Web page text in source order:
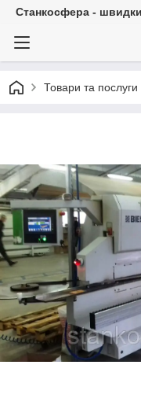
Станкосфера -
Товари та послуги